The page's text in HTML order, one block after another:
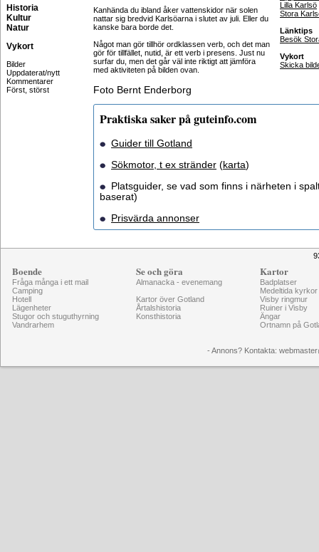
Historia
Kultur
Natur
Vykort
Bilder
Uppdaterat/nytt
Kommentarer
Först, störst
Kanhända du ibland åker vattenskidor när solen
nattar sig bredvid Karlsöarna i slutet av juli. Eller du
kanske bara borde det.
Något man gör tillhör ordklassen verb, och det man
gör för tillfället, nutid, är ett verb i presens. Just nu
surfar du, men det går väl inte riktigt att jämföra
med aktiviteten på bilden ovan.
Lilla Karlsö
Stora
Länktips
Besök
Vykort
Skicka
Foto Bernt Enderborg
Praktiska saker på guteinfo.com
Guider till Gotland
Sökmotor, t ex stränder (karta)
Platsguider, se vad som finns i närheten i
baserat)
Prisvärda annonser
Boende
Fråga många i ett mail
Camping
Hotell
Lägenheter
Stugor och stuguthyrning
Vandrarhem
Se och göra
Almanacka - evenemang
Kartor över Gotland
Årtalshistoria
Konsthistoria
Kartor
Badplatser
Medeltida kyrkor
Visby ringmur
Ruiner i Visby
Ängar
Ortnamn på
- Annons? Kontakta: